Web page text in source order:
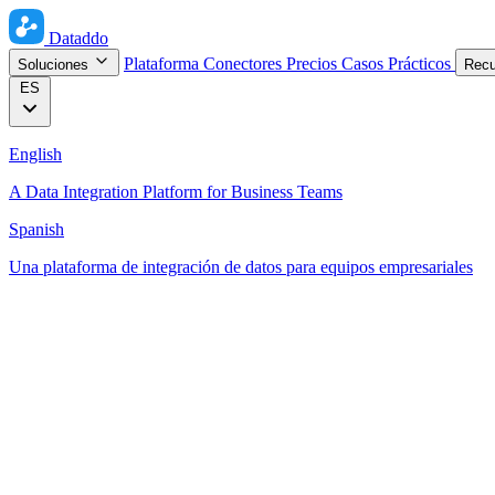
Dataddo
Soluciones Plataforma Conectores Precios Casos Prácticos
ES
English
A Data Integration Platform for Business Teams
Spanish
Una plataforma de integración de datos para equipos empresariales